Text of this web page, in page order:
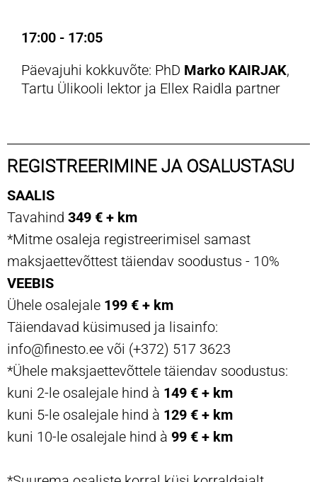
17:00 - 17:05
Päevajuhi kokkuvõte: PhD Marko KAIRJAK,
Tartu Ülikooli lektor ja Ellex Raidla partner
REGISTREERIMINE JA OSALUSTASU
SAALIS
Tavahind 349 € + km
*Mitme osaleja registreerimisel samast
maksjaettevõttest täiendav soodustus - 10%
VEEBIS
Ühele osalejale 199 € + km
Täiendavad küsimused ja lisainfo:
info@finesto.ee või (+372) 517 3623
*Ühele maksjaettevõttele täiendav soodustus:
kuni 2-le osalejale hind à 149 € + km
kuni 5-le osalejale hind à 129 € + km
kuni 10-le osalejale hind à 99 € + km